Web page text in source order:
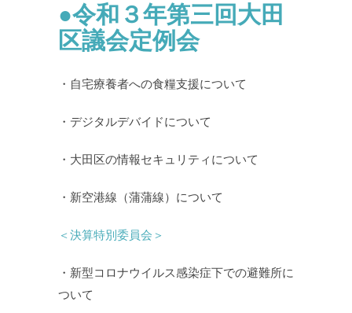
●令和３年第三回大田
区議会定例会
・自宅療養者への食糧支援について
・デジタルデバイドについて
・大田区の情報セキュリティについて
・新空港線（蒲蒲線）について
＜決算特別委員会＞
・新型コロナウイルス感染症下での避難所に
ついて